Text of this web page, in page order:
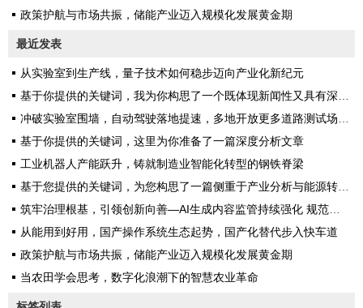
政策护航与市场共振，储能产业迈入规模化发展黄金期
最近发表
从实验室到生产线，量子技术如何稳步迈向产业化新纪元
基于你提供的关键词，我为你构思了一个既体现新闻性又具有深度的标题，并完成了一篇完整的文章
冲破实验室围墙，自动驾驶落地提速，多地开放更多道路测试场景构建真实考场
基于你提供的关键词，这里为你准备了一篇深度分析文章
工业机器人产能跃升，铸就制造业智能化转型的钢铁脊梁
基于您提供的关键词，为您构思了一篇侧重于产业分析与能源转型的深度文章
筑牢治理根基，引领创新向善—AI生成内容监管持续强化 规范行业健康发展
从能用到好用，国产操作系统生态起势，国产化替代步入快车道
政策护航与市场共振，储能产业迈入规模化发展黄金期
当农田学会思考，数字化浪潮下的智慧农业革命